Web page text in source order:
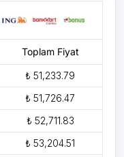
Toplam Fiyat
₺ 51,233.79
₺ 51,726.47
₺ 52,711.83
₺ 53,204.51